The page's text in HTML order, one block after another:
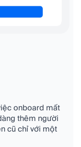
onboard mất
thêm người
cũ chỉ với một